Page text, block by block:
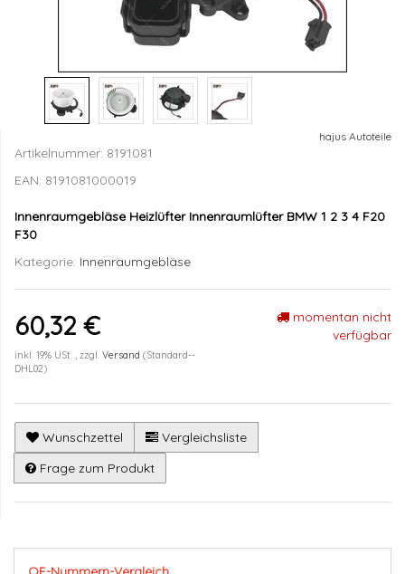
hajus Autoteile
Artikelnummer: 8191081
EAN: 8191081000019
Innenraumgebläse Heizlüfter Innenraumlüfter BMW 1 2 3 4 F20
F30
Kategorie: Innenraumgebläse
60,32 €
inkl. 19% USt. , zzgl. Versand (Standard--
DHL02)
momentan nicht
verfügbar
Wunschzettel
Vergleichsliste
Frage zum Produkt